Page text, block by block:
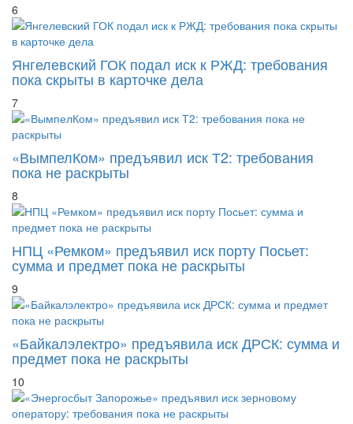
6
Янгелевский ГОК подал иск к РЖД: требования
пока скрыты в карточке дела
7
«ВымпелКом» предъявил иск Т2: требования
пока не раскрыты
8
НПЦ «Ремком» предъявил иск порту Посьет:
сумма и предмет пока не раскрыты
9
«Байкалэлектро» предъявила иск ДРСК: сумма и
предмет пока не раскрыты
10